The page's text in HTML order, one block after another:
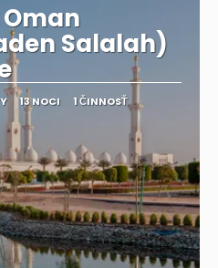
Salalah)
13 NOCI 1 ČINNOSŤ